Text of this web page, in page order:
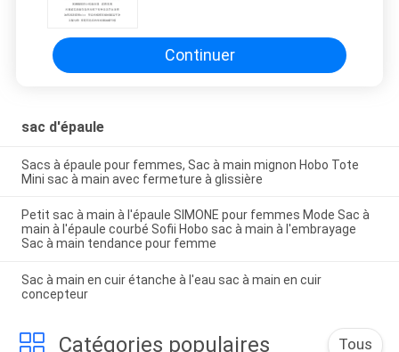
Continuer
sac d'épaule
Sacs à épaule pour femmes, Sac à main mignon Hobo Tote
Mini sac à main avec fermeture à glissière
Petit sac à main à l'épaule SIMONE pour femmes Mode Sac à
main à l'épaule courbé Sofii Hobo sac à main à l'embrayage
Sac à main tendance pour femme
Sac à main en cuir étanche à l'eau sac à main en cuir
concepteur
Catégories populaires Tous